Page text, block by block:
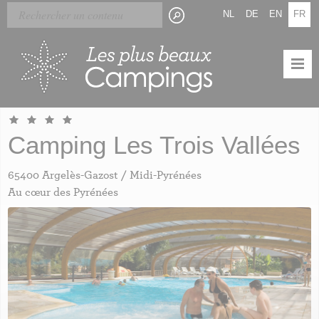
Skip
main
FR
EN
DE
NL
Camping Les Trois Vallées
65400 Argelès-Gazost / Midi-Pyrénées
Au cœur des Pyrénées
Panneau de gestion des cookies